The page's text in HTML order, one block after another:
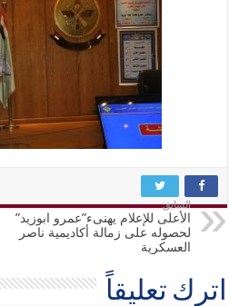
السابق
الأعلى للإعلام يهنىء”عمرو ابوزيد”
لحصوله على زمالة أكاديمية ناصر
العسكرية
اترك تعليقاً